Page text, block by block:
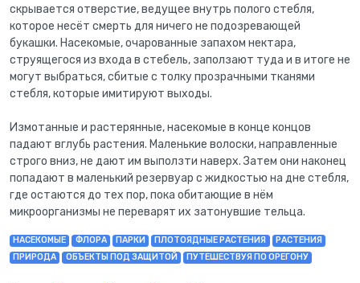
скрывается отверстие, ведущее внутрь полого стебля,
которое несёт смерть для ничего не подозревающей
букашки. Насекомые, очарованные запахом нектара,
струящегося из входа в стебель, заползают туда и в итоге не
могут выбраться, сбитые с толку прозрачными тканями
стебля, которые имитируют выходы.
Измотанные и растерянные, насекомые в конце концов
падают вглубь растения. Маленькие волоски, направленные
строго вниз, не дают им выползти наверх. Затем они наконец
попадают в маленький резервуар с жидкостью на дне стебля,
где остаются до тех пор, пока обитающие в нём
микроорганизмы не переварят их затонувшие тельца.
НАСЕКОМЫЕ ФЛОРА ПАРКИ ПЛОТОЯДНЫЕ РАСТЕНИЯ
РАСТЕНИЯ
ПРИРОДА
ОБЪЕКТЫ ПОД ЗАЩИТОЙ ПУТЕШЕСТВУЯ ПО ОРЕГОНУ